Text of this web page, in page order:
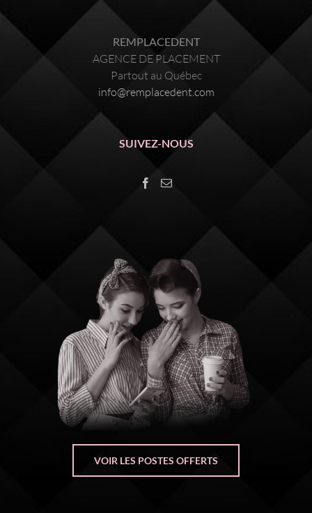
REMPLACEDENT
AGENCE DE PLACEMENT
Partout au Québec
info@remplacedent.com
SUIVEZ-NOUS
VOIR LES POSTES OFFERTS